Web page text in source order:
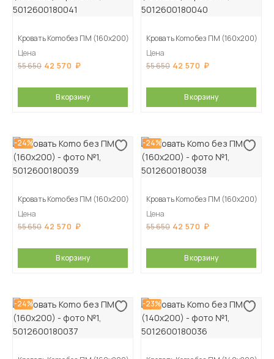
Кровать Komo без ПМ (160х200)
Цена
55 650 42 570
В корзину
Кровать Komo без ПМ (160х200)
Цена
55 650 42 570
В корзину
-24%
Кровать Komo без ПМ (160х200)
Цена
55 650 42 570
В корзину
-24%
Кровать Komo без ПМ (160х200)
Цена
55 650 42 570
В корзину
-24% -23%